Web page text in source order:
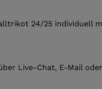
24/25 individuell
Live-Chat, E-Mail